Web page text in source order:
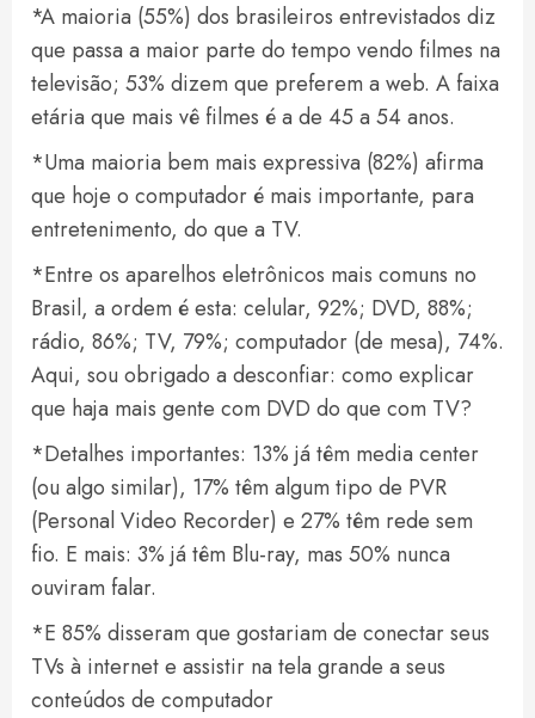
*A maioria (55%) dos brasileiros entrevistados diz
que passa a maior parte do tempo vendo filmes na
televisão; 53% dizem que preferem a web. A faixa
etária que mais vê filmes é a de 45 a 54 anos.
*Uma maioria bem mais expressiva (82%) afirma
que hoje o computador é mais importante, para
entretenimento, do que a TV.
*Entre os aparelhos eletrônicos mais comuns no
Brasil, a ordem é esta: celular, 92%; DVD, 88%;
rádio, 86%; TV, 79%; computador (de mesa), 74%.
Aqui, sou obrigado a desconfiar: como explicar
que haja mais gente com DVD do que com TV?
*Detalhes importantes: 13% já têm media center
(ou algo similar), 17% têm algum tipo de PVR
(Personal Video Recorder) e 27% têm rede sem
fio. E mais: 3% já têm Blu-ray, mas 50% nunca
ouviram falar.
*E 85% disseram que gostariam de conectar seus
TVs à internet e assistir na tela grande a seus
conteúdos de computador